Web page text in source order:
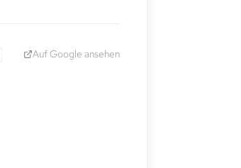
Auf Google ansehen